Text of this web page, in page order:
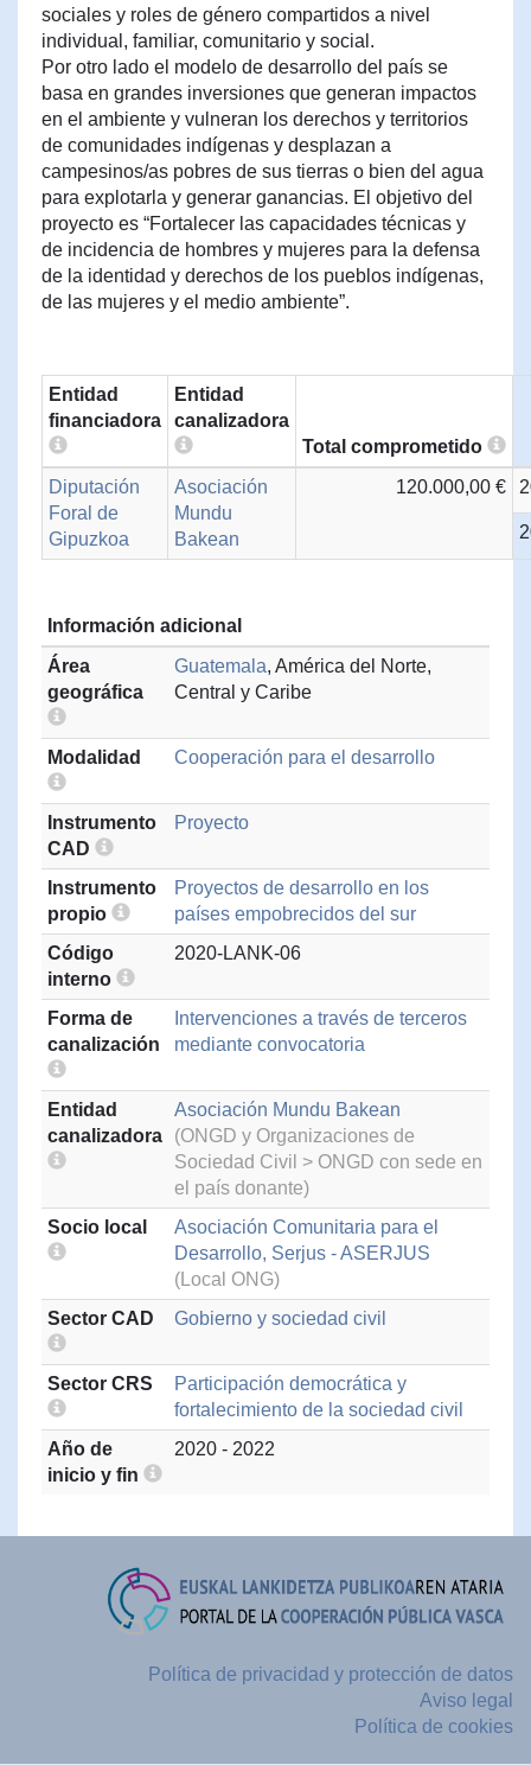
sociales y roles de género compartidos a nivel
individual, familiar, comunitario y social.
Por otro lado el modelo de desarrollo del país se
basa en grandes inversiones que generan impactos
en el ambiente y vulneran los derechos y territorios
de comunidades indígenas y desplazan a
campesinos/as pobres de sus tierras o bien del agua
para explotarla y generar ganancias. El objetivo del
proyecto es “Fortalecer las capacidades técnicas y
de incidencia de hombres y mujeres para la defensa
de la identidad y derechos de los pueblos indígenas,
de las mujeres y el medio ambiente”.
Entidad
financiadora
Entidad
canalizadora
Total comprometido
Diputación
Foral de
Gipuzkoa
Asociación
Mundu
Bakean
120.000,00 €
Información adicional
Área
geográfica
Guatemala, América del Norte,
Central y Caribe
Modalidad Cooperación para el desarrollo
Instrumento
CAD
Proyecto
Instrumento
propio
Proyectos de desarrollo en los
países empobrecidos del sur
Código
interno
2020-LANK-06
Forma de
canalización
Intervenciones a través de terceros
mediante convocatoria
Entidad
canalizadora
Asociación Mundu Bakean
(ONGD y Organizaciones de
Sociedad Civil > ONGD con sede en
el país donante)
Socio local
Asociación Comunitaria para el
Desarrollo, Serjus - ASERJUS
(Local ONG)
Sector CAD
Gobierno y sociedad civil
Sector CRS
Participación democrática y
fortalecimiento de la sociedad civil
Año de
inicio y fin
2020 - 2022
Política de privacidad y protección de datos
Aviso legal
Política de cookies